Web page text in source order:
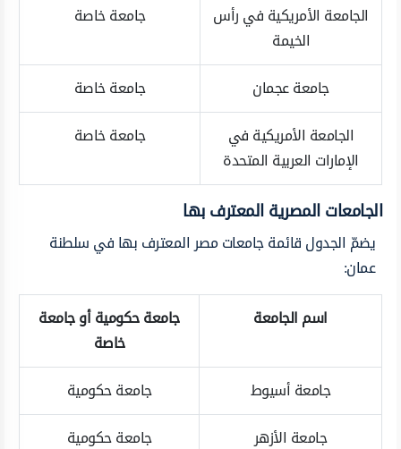
الجامعة الأمريكية في رأس
الخيمة
جامعة خاصة
جامعة عجمان
جامعة خاصة
الجامعة الأمريكية في
الإمارات العربية المتحدة
جامعة خاصة
الجامعات المصرية المعترف بها
يضمّ الجدول قائمة جامعات مصر المعترف بها في سلطنة
عمان:
اسم الجامعة
جامعة حكومية أو جامعة
خاصة
جامعة أسيوط
جامعة حكومية
جامعة الأزهر
جامعة حكومية